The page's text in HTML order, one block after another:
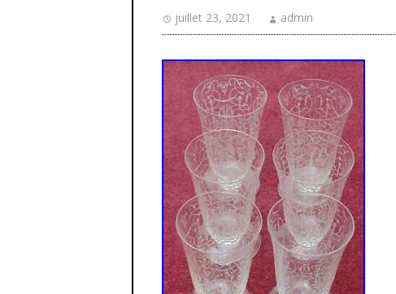
juillet 23, 2021 admin